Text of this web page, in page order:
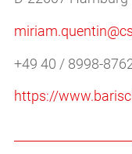
+49 40 / 8998-
https://